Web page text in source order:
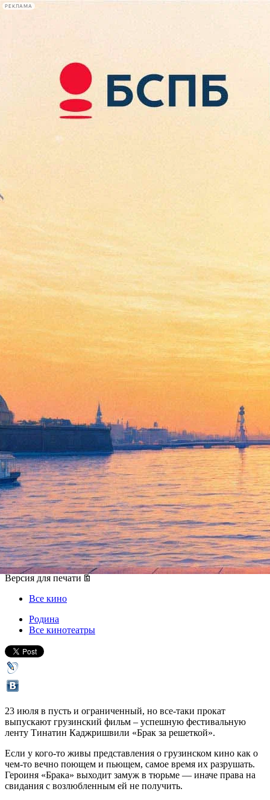
РЕКЛАМА
Сегодня:
2026.08.07
16:42
Афиша Plus
Лента о грузинской
действительности добралась
до российского проката
23 июля 2015, четверг-31 июля 2015, пятница
Версия для печати
Все кино
Родина
Все кинотеатры
23 июля в пусть и ограниченный, но все-таки прокат
выпускают грузинский фильм – успешную фестивальную
ленту Тинатин Каджришвили «Брак за решеткой».
Если у кого-то живы представления о грузинском кино как о
чем-то вечно поющем и пьющем, самое время их разрушать.
Героиня «Брака» выходит замуж в тюрьме — иначе права на
свидания с возлюбленным ей не получить.